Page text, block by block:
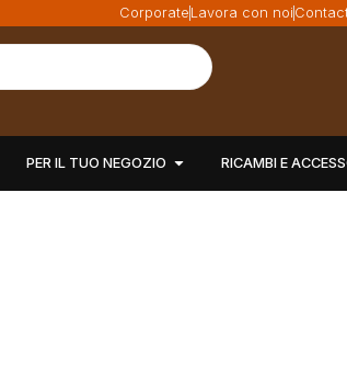
Corporate Lavora con noi
PER IL TUO NEGOZIO RICAMBI E